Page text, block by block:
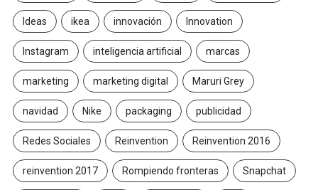
Ideas ikea innovación Innovation
Instagram inteligencia artificial marcas
marketing marketing digital Maruri Grey
navidad Nike packaging publicidad
Redes Sociales Reinvention Reinvention 2016
reinvention 2017 Rompiendo fronteras Snapchat